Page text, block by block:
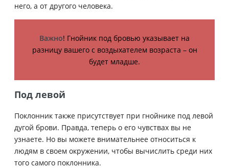
него, а от другого человека.
Важно! Гнойник под бровью указывает на
разницу вашего с воздыхателем возраста – он
будет младше.
Под левой
Поклонник также присутствует при гнойнике под левой
дугой брови. Правда, теперь о его чувствах вы не
узнаете. Но вы можете внимательнее относиться к
людям в своем окружении, чтобы вычислить среди них
того самого поклонника.